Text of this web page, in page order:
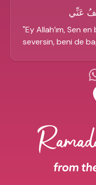
عَنِّي
"Ey Allah’ım, Sen en
seversin, beni de